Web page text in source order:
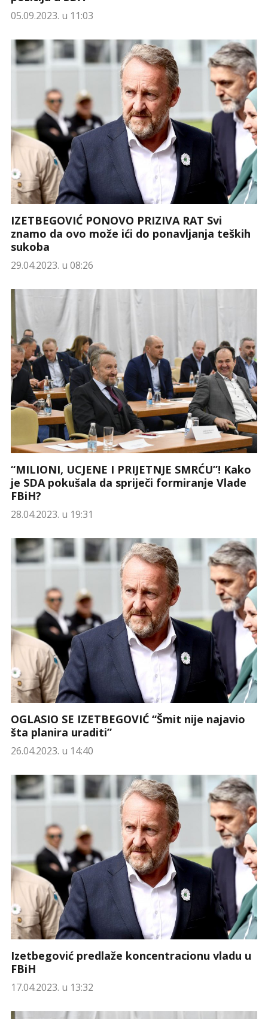
05.09.2023. u 11:03
IZETBEGOVIĆ PONOVO PRIZIVA RAT Svi
znamo da ovo može ići do ponavljanja teških
sukoba
29.04.2023. u 08:26
“MILIONI, UCJENE I PRIJETNJE SMRĆU”! Kako
je SDA pokušala da spriječi formiranje Vlade
FBiH?
28.04.2023. u 19:31
OGLASIO SE IZETBEGOVIĆ “Šmit nije najavio
šta planira uraditi”
26.04.2023. u 14:40
Izetbegović predlaže koncentracionu vladu u
FBiH
17.04.2023. u 13:32